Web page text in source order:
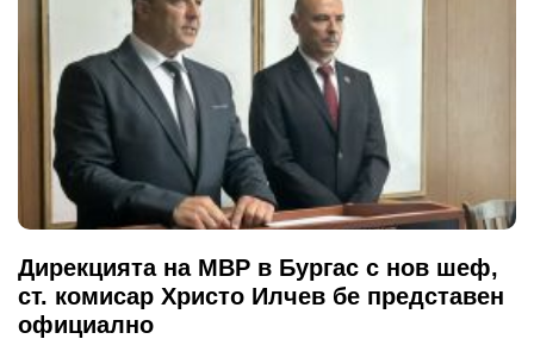
Дирекцията на МВР в Бургас с нов шеф,
ст. комисар Христо Илчев бе представен
официално